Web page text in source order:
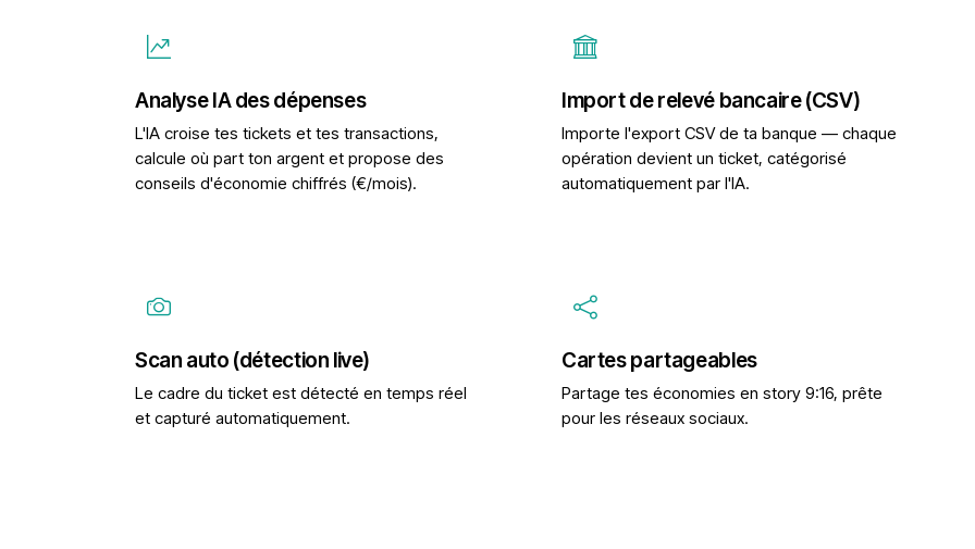
Analyse IA des dépenses
L'IA croise tes tickets et tes transactions,
calcule où part ton argent et propose des
conseils d'économie chiffrés (€/mois).
Import de relevé bancaire (CSV)
Importe l'export CSV de ta banque — chaque
opération devient un ticket, catégorisé
automatiquement par l'IA.
Scan auto (détection live)
Le cadre du ticket est détecté en temps réel
et capturé automatiquement.
Cartes partageables
Partage tes économies en story 9:16, prête
pour les réseaux sociaux.